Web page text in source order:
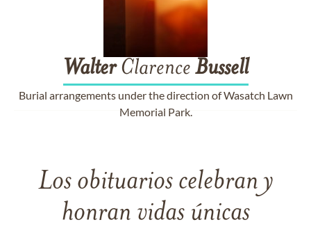
WalterClarence Bussell
Burial arrangements under the direction of Wasatch Lawn
Memorial Park.
Los obituarios celebran y
honran vidas únicas